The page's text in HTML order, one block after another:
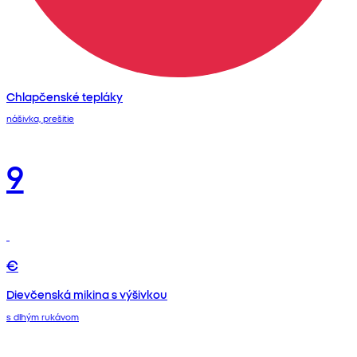
Chlapčenské tepláky
nášivka, prešitie
9
€
Dievčenská mikina s výšivkou
s dlhým rukávom